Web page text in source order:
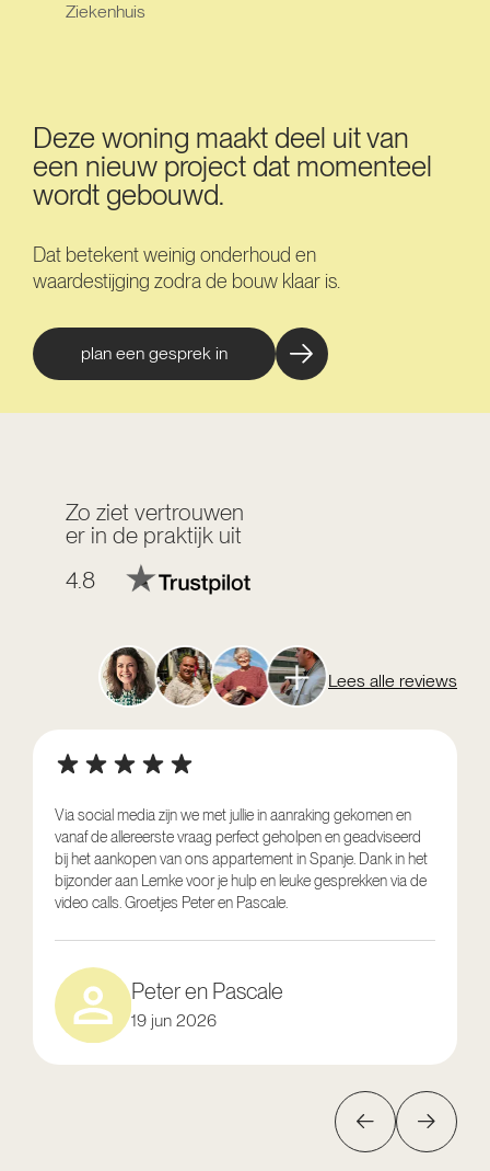
Ziekenhuis
Deze woning maakt deel uit van
een nieuw project dat momenteel
wordt gebouwd.
Dat betekent weinig onderhoud en
waardestijging zodra de bouw klaar is.
plan een gesprek in
Zo ziet vertrouwen
er in de praktijk uit
4.8
Lees alle reviews
Via social media zijn we met jullie in aanraking gekomen en
vanaf de allereerste vraag perfect geholpen en geadviseerd
bij het aankopen van ons appartement in Spanje. Dank in het
bijzonder aan Lemke voor je hulp en leuke gesprekken via de
video calls. Groetjes Peter en Pascale.
Peter en Pascale
19 jun 2026